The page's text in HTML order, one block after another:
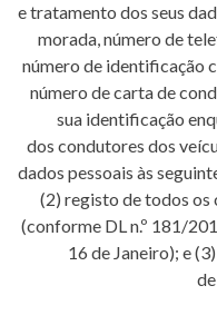
e tratamento dos seus
morada, número de
número de identificação
número de carta de
sua identificação
dos condutores dos
dados pessoais às
(2) registo de todos
(conforme DL n.º 181/
16 de Janeiro); e